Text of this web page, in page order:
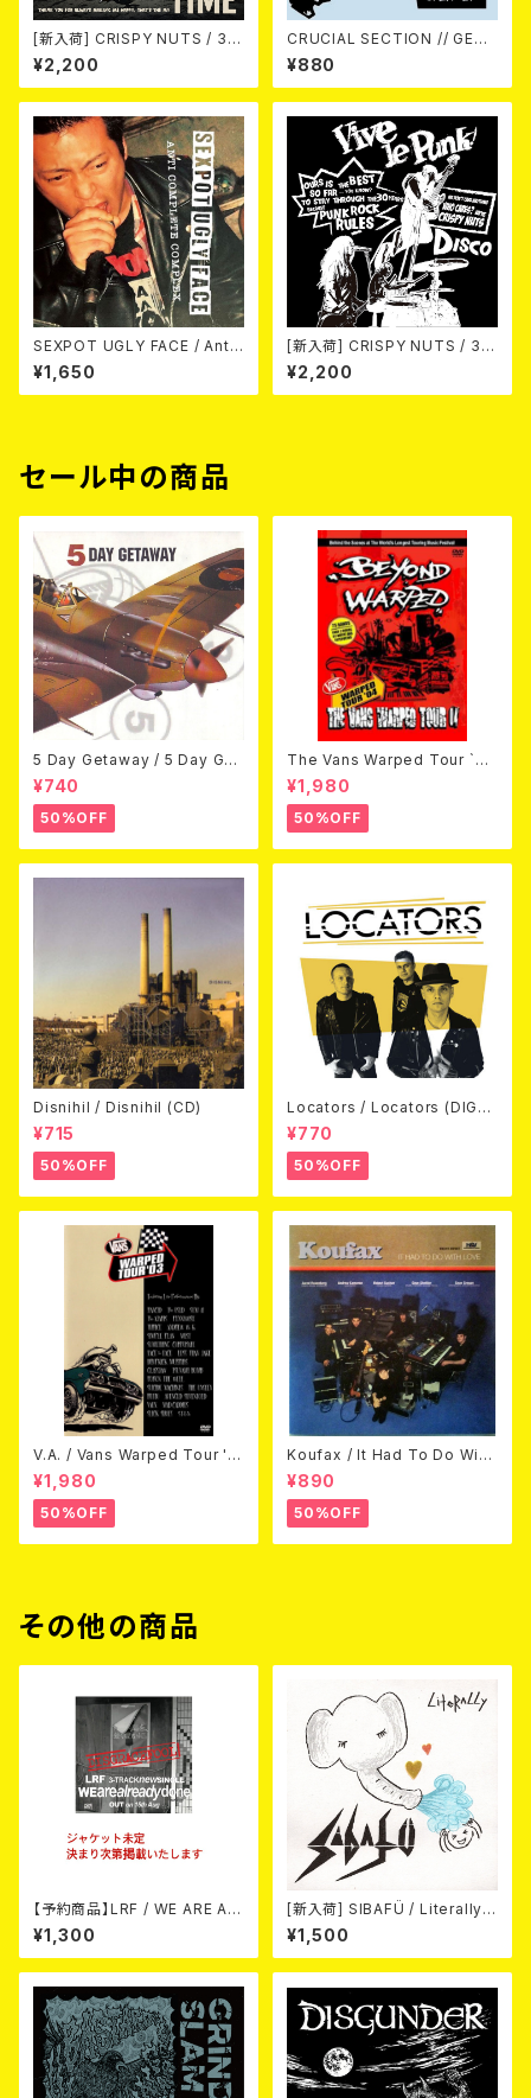
[新入荷] CRISPY NUTS / 30t
h Anniversary Vol.1 (7"EP)
¥2,200
CRUCIAL SECTION // GERI
ATRIC UNIT / Life In Rever
¥880
SEXPOT UGLY FACE / Anti
¥1,650
[新入荷] CRISPY NUTS / 30t
h Anniversary Vol.2 (7"EP)
¥2,200
セール中の商品
5 Day Getaway / 5 Day Get
away (CDEP)
¥740
50%OFF
The Vans Warped Tour `04
Beyond Warped (国内盤DV
D)
¥1,980
50%OFF
Disnihil / Disnihil (CD)
¥715
50%OFF
Locators / Locators (DIGPA
CK CD)
¥770
50%OFF
V.A. / Vans Warped Tour '0
3 (DVD)
¥1,980
50%OFF
Koufax / It Had To Do With
Love (CD)
¥890
50%OFF
その他の商品
【予約商品】LRF / WE ARE AL
READY DONE (CD) 【8月15日
発売】
¥1,300
[新入荷] SIBAFÜ / Literally
(7"EP)
¥1,500